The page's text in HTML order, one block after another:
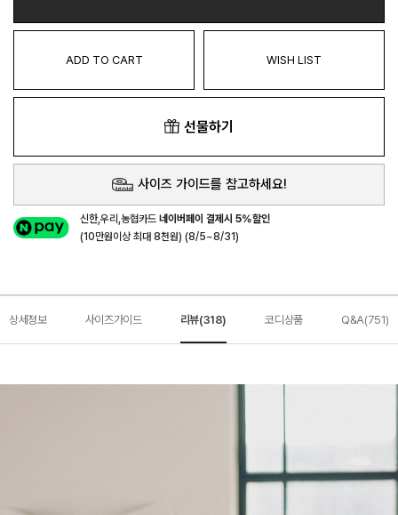
ADD TO CART WISH LIST
선물하기
사이즈 가이드를 참고하세요!
신한,우리,농협카드네이버페이 결제시 5%할인
(10만원이상 최대 8천원) (8/5~8/31)
상세정보 사이즈가이드 리뷰(318) 코디상품 Q&A(751)